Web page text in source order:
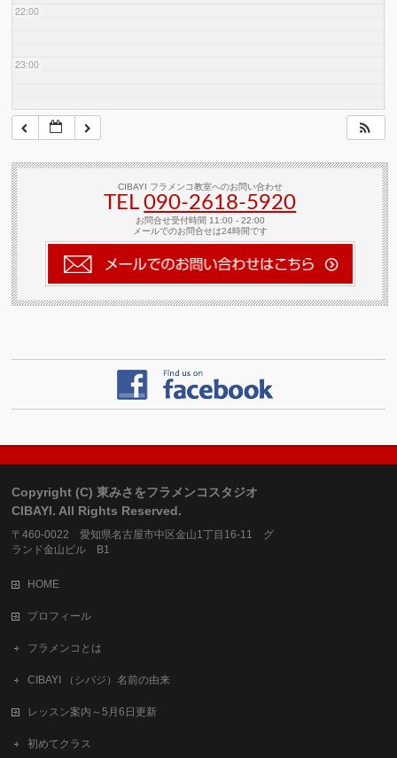
22:00
23:00
CIBAYI フラメンコ教室へのお問い合わせ
TEL090-2618‐5920
お問合せ受付時間 11:00 - 22:00
メールでのお問合せは24時間です
Copyright (C) 東みさをフラメンコスタジオ
CIBAYI. All Rights Reserved.
〒460-0022 愛知県名古屋市中区金山1丁目16-11 グ
ランド金山ビル B1
HOME
プロフィール
フラメンコとは
CIBAYI （シバジ）名前の由来
レッスン案内～5月6日更新
初めてクラス